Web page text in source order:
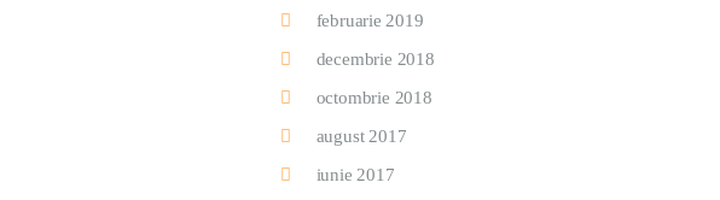
februarie 2019
decembrie 2018
octombrie 2018
august 2017
iunie 2017